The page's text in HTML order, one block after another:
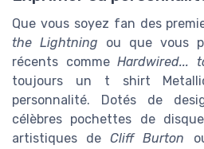
Que vous soyez fan des
the Lightning ou que vous
récents commeHardwired...
toujours un t shirt
personnalité. Dotés de
célèbres pochettes de
artistiques deCliff Burton